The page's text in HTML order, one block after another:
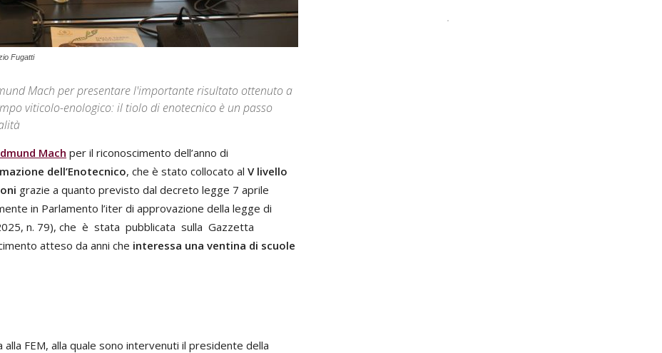
Fugatti
Mach per presentare l'importante risultato ottenuto a
viticolo-enologico: il tiolo di enotecnico è un passo
Mach per il riconoscimento dell’anno di
dell’Enotecnico, che è stato collocato al V livello
grazie a quanto previsto dal decreto legge 7 aprile
in Parlamento l’iter di approvazione della legge di
n. 79), che è stata pubblicata sulla Gazzetta
atteso da anni che interessa una ventina di scuole
FEM, alla quale sono intervenuti il presidente della